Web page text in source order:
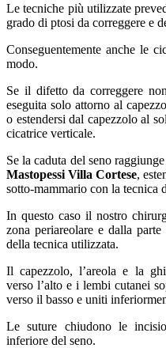
Le tecniche più utilizzate
grado di ptosi da correggere e
Conseguentemente anche le
modo.
Se il difetto da correggere
eseguita solo attorno al
o estendersi dal capezzolo al
cicatrice verticale.
Se la caduta del seno
Mastopessi Villa Cortese,
sotto-mammario con la tecnica
In questo caso il nostro
zona periareolare e dalla
della tecnica utilizzata.
Il capezzolo, l’areola e la
verso l’alto e i lembi cutanei
verso il basso e uniti
Le suture chiudono le
inferiore del seno.